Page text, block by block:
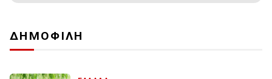
ΔΗΜΟΦΙΛΗ